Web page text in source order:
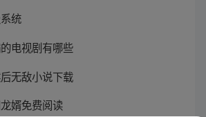
统
电视剧有哪些
无敌小说下载
婿免费阅读